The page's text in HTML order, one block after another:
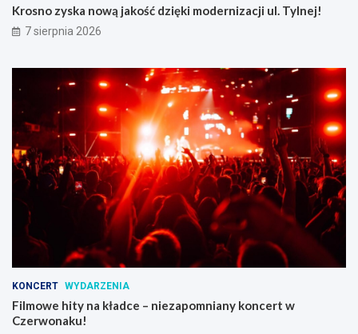
Krosno zyska nową jakość dzięki modernizacji ul. Tylnej!
7 sierpnia 2026
KONCERT WYDARZENIA
Filmowe hity na kładce – niezapomniany koncert w
Czerwonaku!